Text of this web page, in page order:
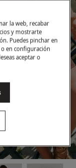
la web, recabar
y mostrarte
Puedes pinchar en
o en configuración
aceptar o